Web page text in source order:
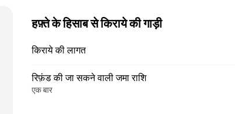
हफ़्ते के हिसाब से किराये की गाड़ी
किराये की लागत
रिफ़ंड की जा सकने वाली जमा राशि
एक बार